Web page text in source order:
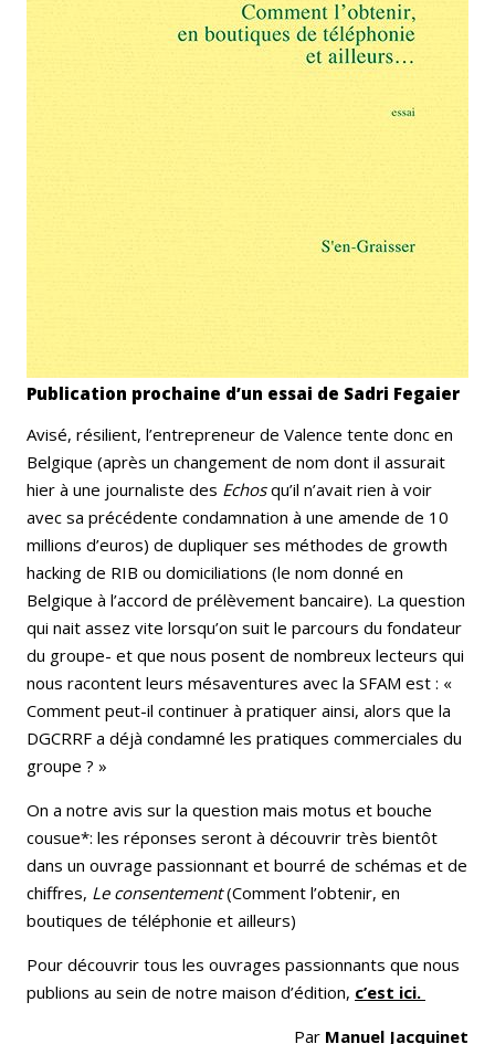
Publication prochaine d’un essai de Sadri Fegaier
Avisé, résilient, l’entrepreneur de Valence tente donc en
Belgique (après un changement de nom dont il assurait
hier à une journaliste des Echosqu’il n’avait rien à voir
avec sa précédente condamnation à une amende de 10
millions d’euros) de dupliquer ses méthodes de growth
hacking de RIB ou domiciliations (le nom donné en
Belgique à l’accord de prélèvement bancaire). La question
qui nait assez vite lorsqu’on suit le parcours du fondateur
du groupe- et que nous posent de nombreux lecteurs qui
nous racontent leurs mésaventures avec la SFAM est : «
Comment peut-il continuer à pratiquer ainsi, alors que la
DGCRRF a déjà condamné les pratiques commerciales du
groupe ? »
On a notre avis sur la question mais motus et bouche
cousue*: les réponses seront à découvrir très bientôt
dans un ouvrage passionnant et bourré de schémas et de
chiffres, Le consentement(Comment l’obtenir, en
boutiques de téléphonie et ailleurs)
Pour découvrir tous les ouvrages passionnants que nous
publions au sein de notre maison d’édition, c’est ici.
Par Manuel Jacquinet